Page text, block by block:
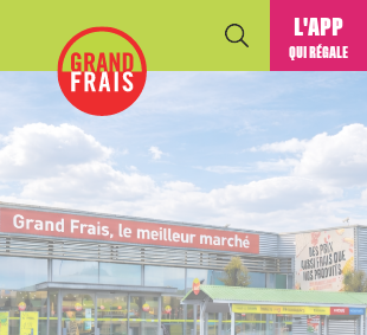
L'APP
QUI RÉGALE